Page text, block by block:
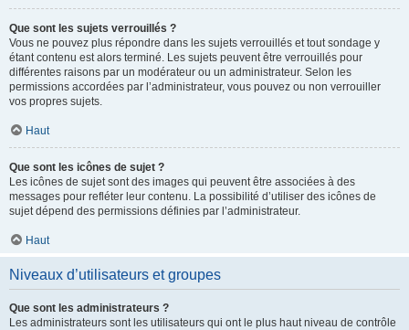
Que sont les sujets verrouillés ?
Vous ne pouvez plus répondre dans les sujets verrouillés et tout sondage y
étant contenu est alors terminé. Les sujets peuvent être verrouillés pour
différentes raisons par un modérateur ou un administrateur. Selon les
permissions accordées par l’administrateur, vous pouvez ou non verrouiller
vos propres sujets.
Haut
Que sont les icônes de sujet ?
Les icônes de sujet sont des images qui peuvent être associées à des
messages pour refléter leur contenu. La possibilité d’utiliser des icônes de
sujet dépend des permissions définies par l’administrateur.
Haut
Niveaux d’utilisateurs et groupes
Que sont les administrateurs ?
Les administrateurs sont les utilisateurs qui ont le plus haut niveau de contrôle